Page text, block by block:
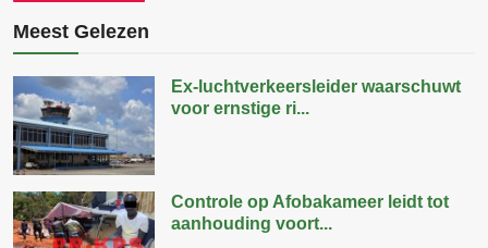
Meest Gelezen
Ex-luchtverkeersleider waarschuwt
voor ernstige ri...
Controle op Afobakameer leidt tot
aanhouding voort...